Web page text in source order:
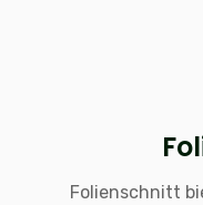
Folienschnitt